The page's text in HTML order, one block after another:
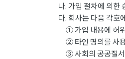
나. 가입 절차에 의한
다. 회사는 다음 각호
① 가입 내용에 허위,
② 타인 명의를 사용
③ 사회의 공공질서